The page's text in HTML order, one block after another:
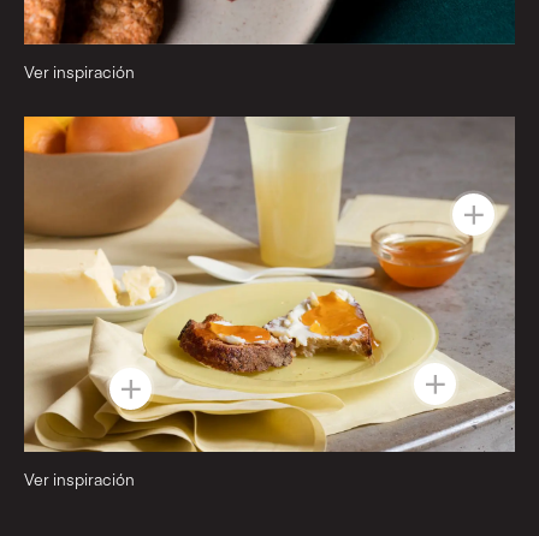
Ver inspiración
Ver inspiración